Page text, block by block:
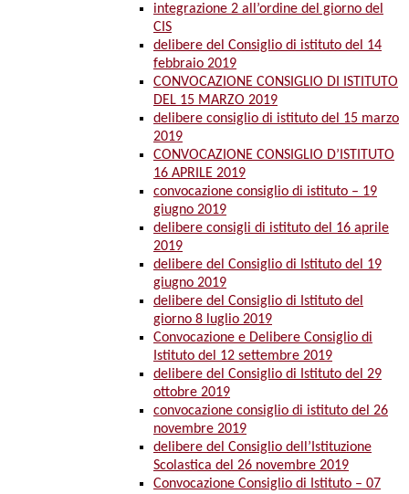
integrazione 2 all’ordine del giorno del
CIS
delibere del Consiglio di istituto del 14
febbraio 2019
CONVOCAZIONE CONSIGLIO DI ISTITUTO
DEL 15 MARZO 2019
delibere consiglio di istituto del 15 marzo
2019
CONVOCAZIONE CONSIGLIO D’ISTITUTO
16 APRILE 2019
convocazione consiglio di istituto – 19
giugno 2019
delibere consigli di istituto del 16 aprile
2019
delibere del Consiglio di Istituto del 19
giugno 2019
delibere del Consiglio di Istituto del
giorno 8 luglio 2019
Convocazione e Delibere Consiglio di
Istituto del 12 settembre 2019
delibere del Consiglio di Istituto del 29
ottobre 2019
convocazione consiglio di istituto del 26
novembre 2019
delibere del Consiglio dell’Istituzione
Scolastica del 26 novembre 2019
Convocazione Consiglio di Istituto – 07